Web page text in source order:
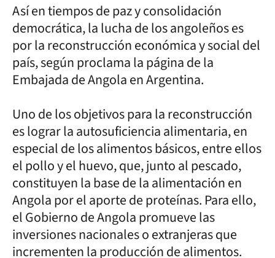
Así en tiempos de paz y consolidación
democrática, la lucha de los angoleños es
por la reconstrucción económica y social del
país, según proclama la página de la
Embajada de Angola en Argentina.
Uno de los objetivos para la reconstrucción
es lograr la autosuficiencia alimentaria, en
especial de los alimentos básicos, entre ellos
el pollo y el huevo, que, junto al pescado,
constituyen la base de la alimentación en
Angola por el aporte de proteínas. Para ello,
el Gobierno de Angola promueve las
inversiones nacionales o extranjeras que
incrementen la producción de alimentos.